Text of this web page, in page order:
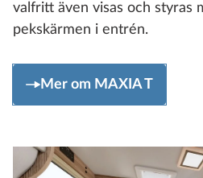
valfritt även visas och styras
pekskärmen i entrén.
Mer om MAXIA T